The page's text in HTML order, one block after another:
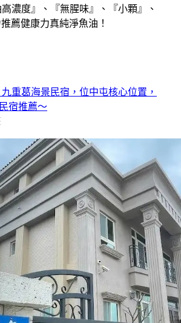
濃度』、『無腥味』、『小顆』、
薦健康力真純淨魚油！
重葛海景民宿，位中屯核心位置，
宿推薦～